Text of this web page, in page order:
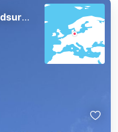
Oberstufenkurs Windsurfen